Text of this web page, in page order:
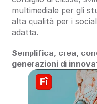
multimediale per gli
alta qualità per i
adatta.
Semplifica, crea,
generazioni di